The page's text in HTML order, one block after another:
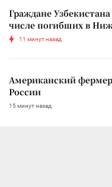
Граждане
числе погибших в
11 минут назад
Американский
России
15 минут назад